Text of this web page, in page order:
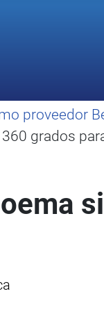
proveedor
grados